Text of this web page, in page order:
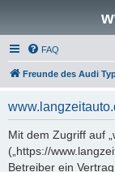
FAQ
Freunde des Audi
Mit dem Zugriff auf
(„https://
Betreiber ein